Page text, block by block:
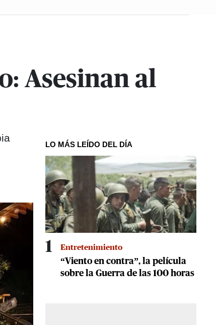
Asesinan al
LO MÁS LEÍDO DEL DÍA
1 Entretenimiento
“Viento en contra”, la película
sobre la Guerra de las 100 horas